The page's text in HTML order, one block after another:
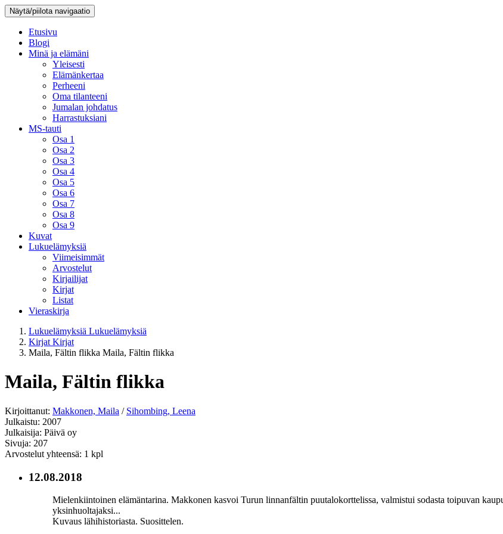
Näytä/piilota navigaatio
Etusivu
Blogi
Minä ja elämäni
Yleisesti
Elämänkertaa
Perheeni
Oma tilanteeni
Jumalan johdatus
Harrastuksiani
MS-tauti
Osa 1
Osa 2
Osa 3
Osa 4
Osa 5
Osa 6
Osa 7
Osa 8
Osa 9
Kuvat
Lukuelämyksiä
Viimeisimmät
Arvostelut
Kirjailijat
Kirjat
Listat
Vieraskirja
Lukuelämyksiä Lukuelämyksiä
Kirjat Kirjat
Maila, Fältin flikka Maila, Fältin flikka
Maila, Fältin flikka
Kirjoittanut: Makkonen, Maila / Sihombing, Leena
Julkaistu: 2007
Julkaisija: Päivä oy
Sivuja: 207
Arvostelut yhteensä: 1 kpl
12.08.2018
Mielenkiintoinen elämäntarina. Makkonen kasvoi Turun linnanfältin puutalokorttelissa, valmistui sodasta toipuvan
yksinhuoltajaksi...
Kuvaus lähihistoriasta. Suosittelen.